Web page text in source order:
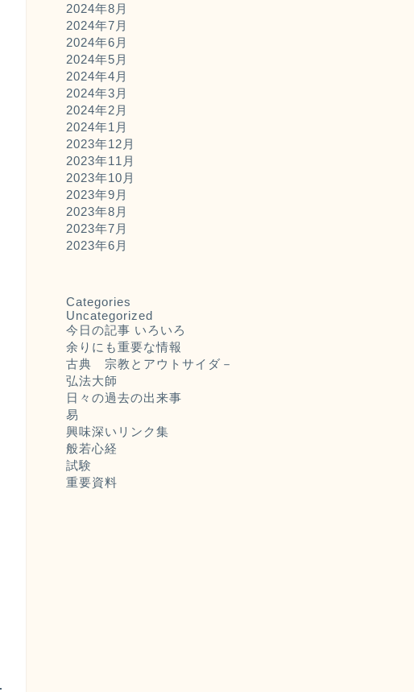
2024年8月
2024年7月
2024年6月
2024年5月
2024年4月
2024年3月
2024年2月
2024年1月
2023年12月
2023年11月
2023年10月
2023年9月
2023年8月
2023年7月
2023年6月
Categories
Uncategorized
今日の記事 いろいろ
余りにも重要な情報
古典 宗教とアウトサイダ－
弘法大師
日々の過去の出来事
易
興味深いリンク集
般若心経
試験
重要資料